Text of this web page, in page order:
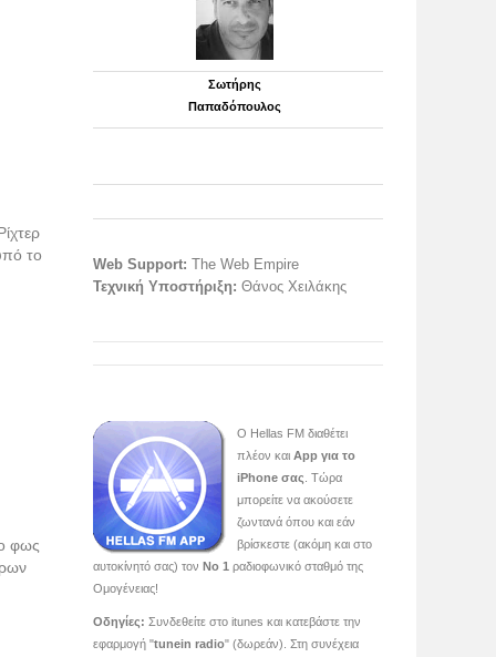
το
φως
Σωτήρης
Παπαδόπουλος
Web Support: The Web Empire
Τεχνική Υποστήριξη: Θάνος Χειλάκης
O Hellas FM διαθέτει
πλέον και App για το
iPhone σας . Τώρα
μπορείτε να ακούσετε
ζωντανά όπου και εάν
βρίσκεστε (ακόμη και στο
αυτοκίνητό σας) τον Νο 1 ραδιοφωνικό σταθμό της
Ομογένειας!
Οδηγίες: Συνδεθείτε στο itunes και κατεβάστε την
εφαρμογή "tunein radio" (δωρεάν). Στη συνέχεια